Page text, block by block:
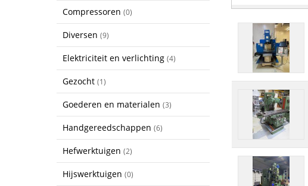
Compressoren (0)
Diversen (9)
Elektriciteit en verlichting (4)
Gezocht (1)
Goederen en materialen (3)
Handgereedschappen (6)
Hefwerktuigen (2)
Hijswerktuigen (0)